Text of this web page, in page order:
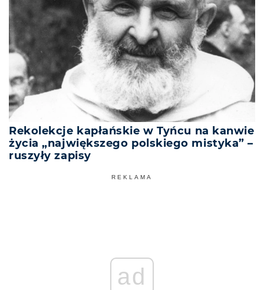
Rekolekcje kapłańskie w Tyńcu na kanwie
życia „największego polskiego mistyka” –
ruszyły zapisy
REKLAMA
ad